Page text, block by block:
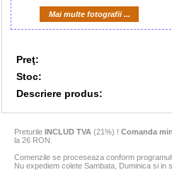
Mai multe fotografii ...
Preţ:
Stoc:
Descriere produs:
Preturile INCLUD TVA (21%) ! Comanda
la 26 RON.
Comenzile se proceseaza conform
Nu expediem colete Sambata, Duminica si in